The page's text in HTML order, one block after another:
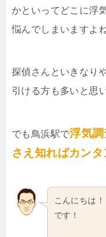
かといってどこに浮
悩んでしまいますよね
探偵さんといきなり
引ける方も多いと思
でも鳥浜駅で浮気
さえ知ればカンタ
こんにちは
です！